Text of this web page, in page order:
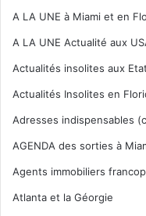
A LA UNE à Miami et en
A LA UNE Actualité aux
Actualités insolites aux
Actualités Insolites en
Adresses indispensables
AGENDA des sorties à
Agents immobiliers
Atlanta et la Géorgie